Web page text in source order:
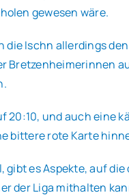
gewesen wäre.
die Ischn allerdings
Bretzenheimerinnen
20:10, und auch
bittere rote Karte
es Aspekte, auf
der Liga mithalten